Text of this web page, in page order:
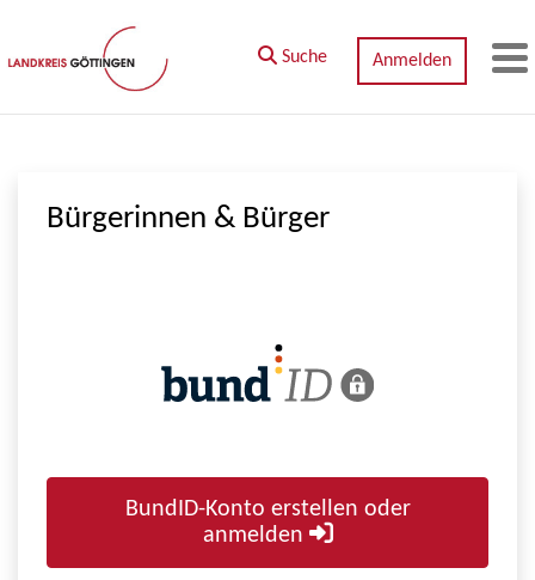
Zum Hauptinhalt springen
Suche Anmelden
Bürgerinnen & Bürger
BundID-Konto erstellen oder
anmelden